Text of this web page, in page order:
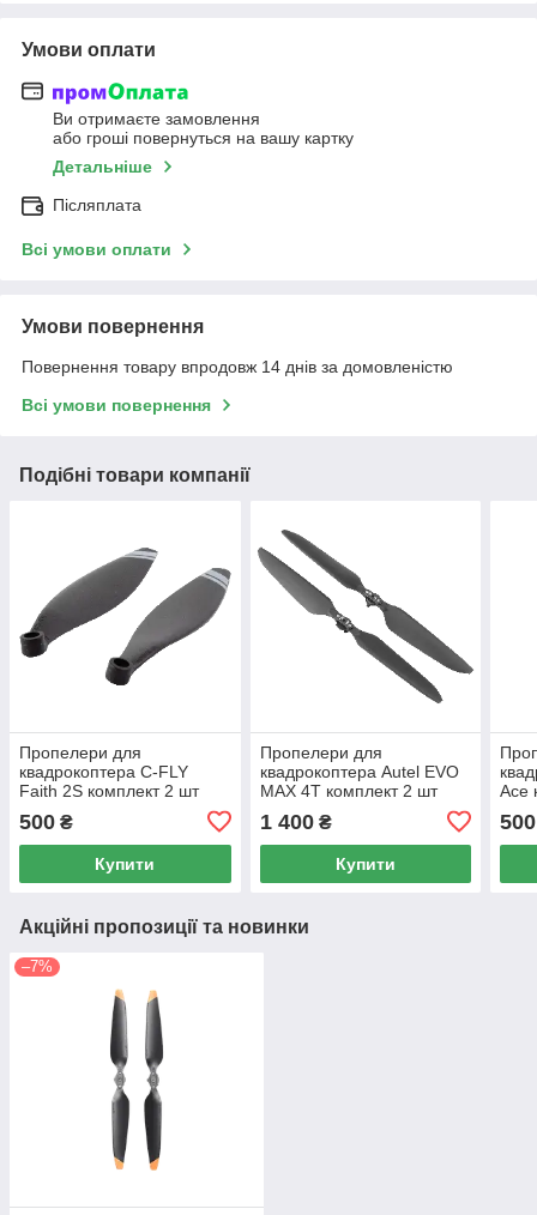
Умови оплати
Ви отримаєте замовлення
або гроші повернуться на вашу картку
Детальніше
Післяплата
Всі умови оплати
Умови повернення
Повернення товару впродовж 14 днів за домовленістю
Всі умови повернення
Подібні товари компанії
Пропелери для
квадрокоптера C-FLY
Faith 2S комплект 2 шт
500 ₴
Купити
Пропелери для
квадрокоптера Autel EVO
MAX 4T комплект 2 шт
1 400₴
Купити
Ace
500
Акційні пропозиції та новинки
–7%